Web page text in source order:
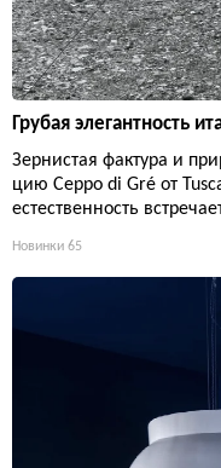
Грубая элегантность
Зернистая фактура и
цию Ceppo di Gré от
естественность
Новинки 65